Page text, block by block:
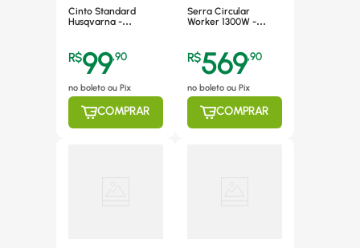
Cinto Standard
Husqvarna -
R$99,90
no boleto ou Pix
COMPRAR
Serra Circular
Worker 1300W -
R$569,90
no boleto ou Pix
COMPRAR